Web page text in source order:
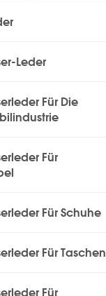
Leder
Für Die
Für
Für Schuhe
Für Taschen
Für